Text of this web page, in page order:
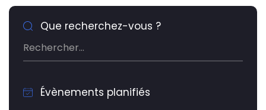
Que recherchez-vous ?
Évènements planifiés